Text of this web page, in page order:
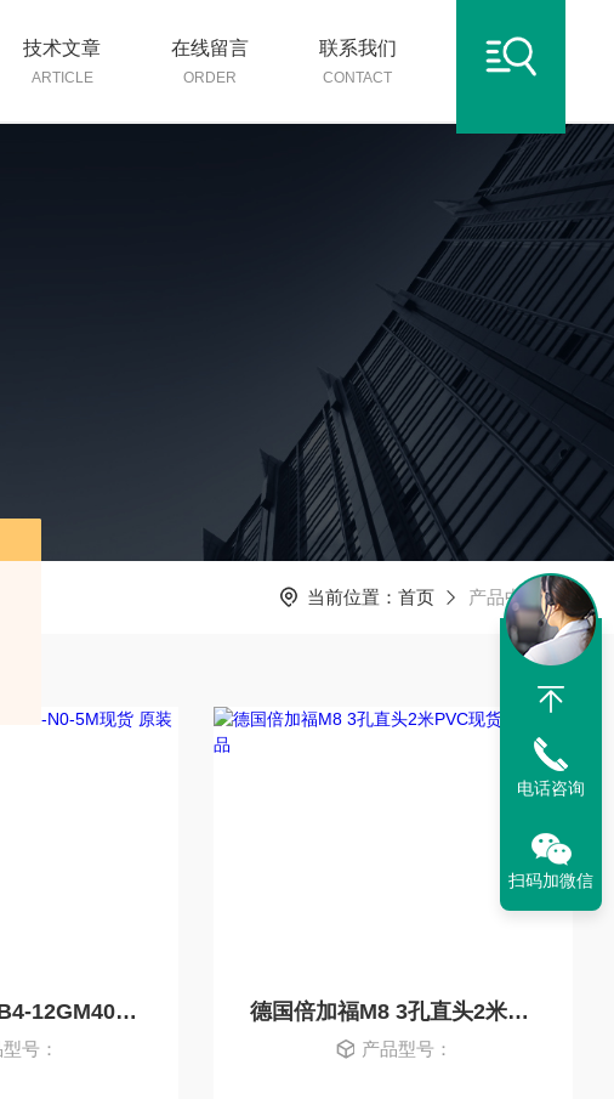
技术文章
ARTICLE
在线留言
ORDER
联系我们
CONTACT
当前位置： 首页 产品中心
德国倍加福NCB4-12GM40-N0-5M现货 原装正品
号：
德国倍加福M8 3孔直头2米PVC现货 原装正品
产品型号：
电话咨询
扫码加微信